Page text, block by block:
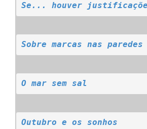
Se... houver
Sobre marcas nas paredes
O mar sem sal
Outubro e os sonhos